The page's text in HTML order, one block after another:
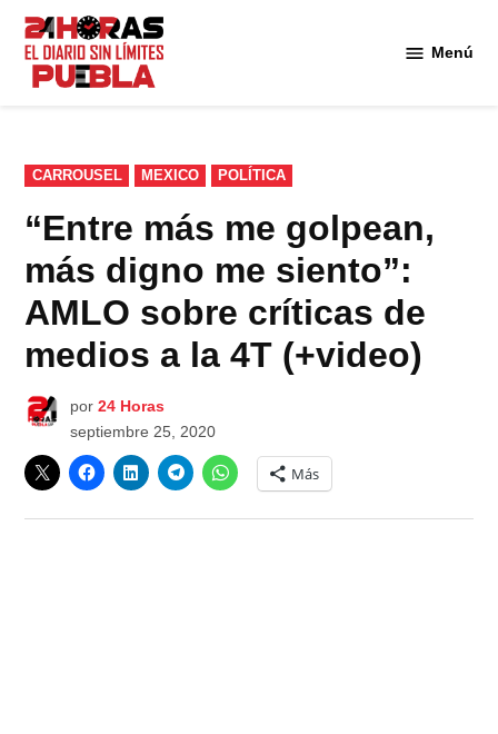
Saltar
contenido
Menú
PUBLICADO
EN
CARROUSEL MEXICO POLÍTICA
“Entre más me golpean,
más digno me siento”:
AMLO sobre críticas de
medios a la 4T (+video)
por 24 Horas
septiembre 25, 2020
Más